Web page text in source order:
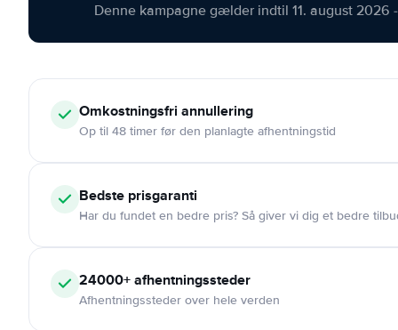
Denne kampagne gælder indtil 11. august 2026
Omkostningsfri annullering
Op til 48 timer før den planlagte afhentningstid
Bedste prisgaranti
Har du fundet en bedre pris? Så giver vi dig et bedre
24000+afhentningssteder
Afhentningssteder over hele verden